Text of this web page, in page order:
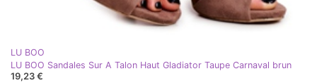
LU BOO
LU BOO Sandales Sur A Talon Haut Gladiator Taupe Carnaval brun
19,23 €